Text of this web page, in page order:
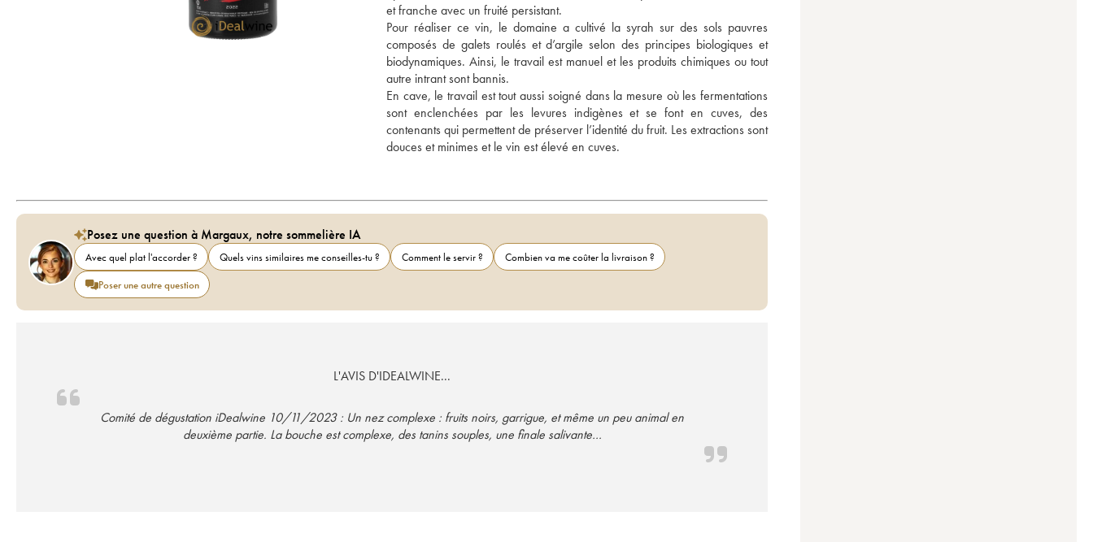
et franche avec un fruité persistant.
Pour réaliser ce vin, le domaine a cultivé la syrah sur des sols pauvres
composés de galets roulés et d’argile selon des principes biologiques et
biodynamiques. Ainsi, le travail est manuel et les produits chimiques ou tout
autre intrant sont bannis.
En cave, le travail est tout aussi soigné dans la mesure où les fermentations
sont enclenchées par les levures indigènes et se font en cuves, des
contenants qui permettent de préserver l’identité du fruit. Les extractions sont
douces et minimes et le vin est élevé en cuves.
Posez une question à Margaux, notre sommelière IA
Avec quel plat l'accorder ? Quels vins similaires me conseilles-tu ? Comment le servir ?
Combien va me coûter la livraison ?
Poser une autre question
L'AVIS D'IDEALWINE...
Comité de dégustation iDealwine 10/11/2023 : Un nez complexe : fruits noirs, garrigue, et même un peu animal en
deuxième partie. La bouche est complexe, des tanins souples, une finale salivante…